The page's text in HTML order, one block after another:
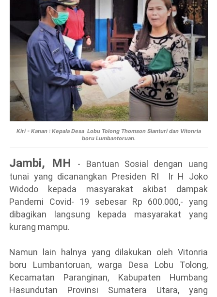
Kiri - Kanan : Kepala Desa Lobu Tolong Thomson Sianturi dan Vitonria
boru Lumbantoruan.
Jambi, MH
- Bantuan Sosial dengan uang
tunai yang dicanangkan Presiden RI Ir H Joko
Widodo kepada masyarakat akibat dampak
Pandemi Covid- 19 sebesar Rp 600.000,- yang
dibagikan langsung kepada masyarakat yang
kurang mampu.
Namun lain halnya yang dilakukan oleh Vitonria
boru Lumbantoruan, warga Desa Lobu Tolong,
Kecamatan Paranginan, Kabupaten Humbang
Hasundutan Provinsi Sumatera Utara, yang